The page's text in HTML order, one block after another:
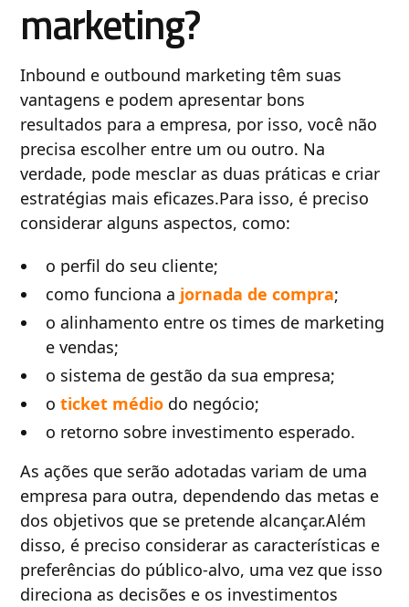
marketing?
Inbound e outbound marketing têm suas
vantagens e podem apresentar bons
resultados para a empresa, por isso, você não
precisa escolher entre um ou outro. Na
verdade, pode mesclar as duas práticas e criar
estratégias mais eficazes.Para isso, é preciso
considerar alguns aspectos, como:
o perfil do seu cliente;
como funciona a jornada de compra;
o alinhamento entre os times de marketing
e vendas;
o sistema de gestão da sua empresa;
o ticket médio do negócio;
o retorno sobre investimento esperado.
As ações que serão adotadas variam de uma
empresa para outra, dependendo das metas e
dos objetivos que se pretende alcançar.Além
disso, é preciso considerar as características e
preferências do público-alvo, uma vez que isso
direciona as decisões e os investimentos